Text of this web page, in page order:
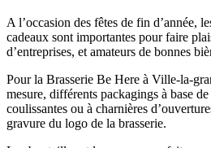
A l’occasion des fêtes de fin d’année,
cadeaux sont importantes pour faire
d’entreprises, et amateurs de bonnes
Pour la Brasserie Be Here à Ville-la-
mesure, différents packagings à base
coulissantes ou à charnières
gravure du logo de la brasserie.